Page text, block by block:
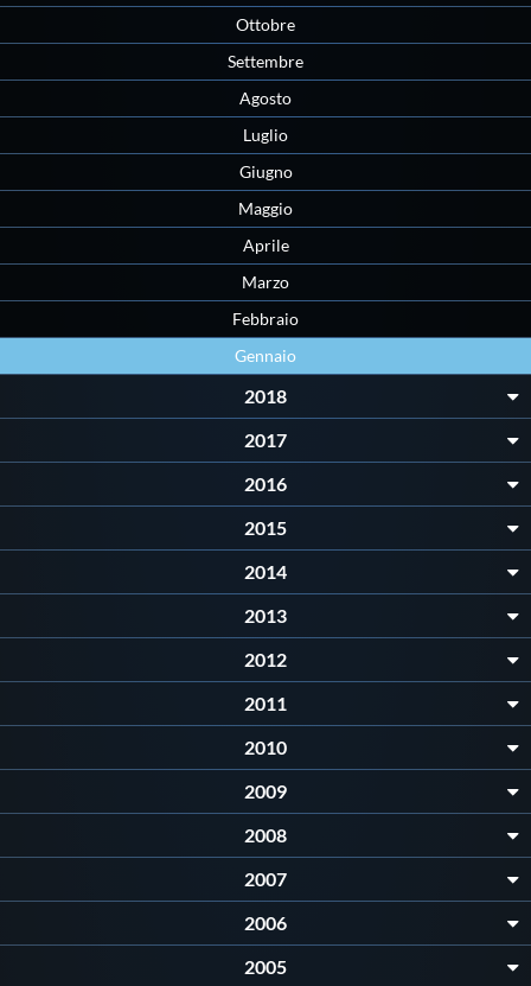
Ottobre
Settembre
Agosto
Luglio
Giugno
Maggio
Aprile
Marzo
Febbraio
Gennaio
2018
2017
2016
2015
2014
2013
2012
2011
2010
2009
2008
2007
2006
2005